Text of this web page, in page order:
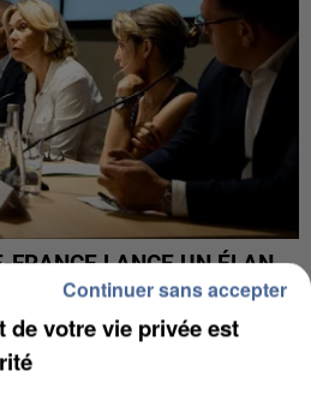
FRANCE LANCE UN ÉLAN
LES...
de votre vie privée est
Continuer sans accepter